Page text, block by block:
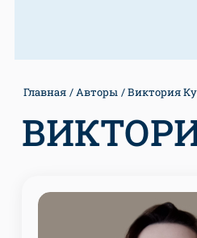
Главная Авторы Виктория